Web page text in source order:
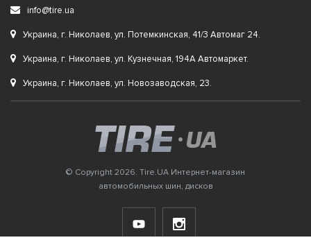
info@tire.ua
Украина, г. Николаев, ул. Потемкинская, 41/3 Автомаг 24.
Украина, г. Николаев, ул. Кузнечная, 194А Автомаркет.
Украина, г. Николаев, ул. Новозаводская, 23.
© Copyright 2026. Tire.UA Интернет-магазин
автомобильных шин, дисков